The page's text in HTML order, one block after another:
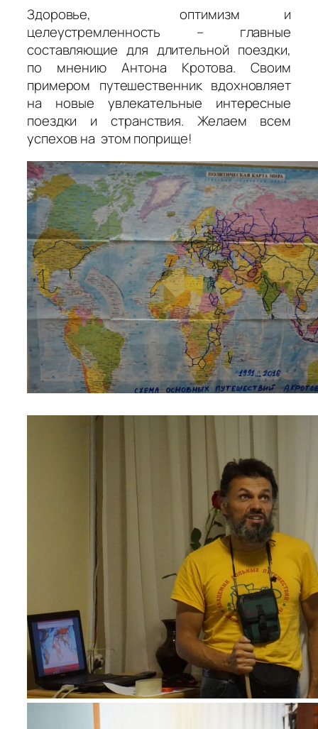
Здоровье, оптимизм и
целеустремленность – главные
составляющие для длительной поездки,
по мнению Антона Кротова. Своим
примером путешественник вдохновляет
на новые увлекательные интересные
поездки и странствия. Желаем всем
успехов на этом поприще!